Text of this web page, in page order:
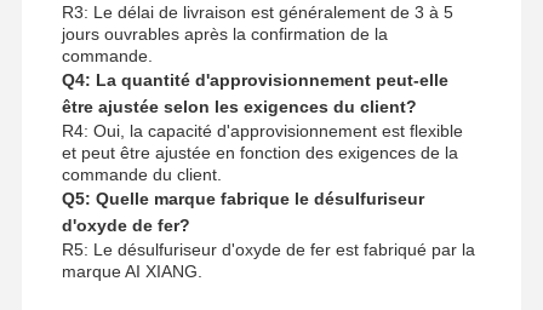
R3: Le délai de livraison est généralement de 3 à 5
jours ouvrables après la confirmation de la
commande.
Q4: La quantité d'approvisionnement peut-elle
être ajustée selon les exigences du client?
R4: Oui, la capacité d'approvisionnement est flexible
et peut être ajustée en fonction des exigences de la
commande du client.
Q5: Quelle marque fabrique le désulfuriseur
d'oxyde de fer?
R5: Le désulfuriseur d'oxyde de fer est fabriqué par la
marque AI XIANG.